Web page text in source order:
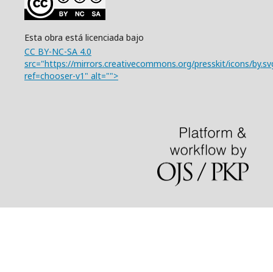
Esta obra está licenciada bajo
CC BY-NC-SA 4.0
src="https://mirrors.creativecommons.org/presskit/icons/
ref=chooser-v1" alt="">